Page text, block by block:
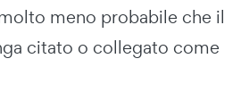
meno probabile che il
citato o collegato come